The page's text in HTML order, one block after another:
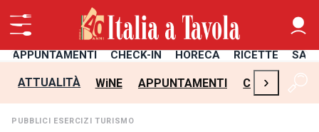
APPUNTAMENTI CHECK-IN HORECA RICETTE
ATTUALITÀ WiNE APPUNTAMENTI CHECK-IN
›
PUBBLICI ESERCIZI TURISMO